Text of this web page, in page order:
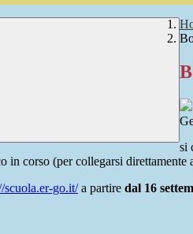
si
in corso (per collegarsi direttamente
scuola.er-go.it/a partire dal 16